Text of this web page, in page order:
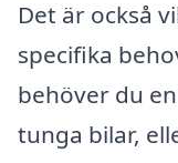
Det är också
specifika
behöver du
tunga bilar,